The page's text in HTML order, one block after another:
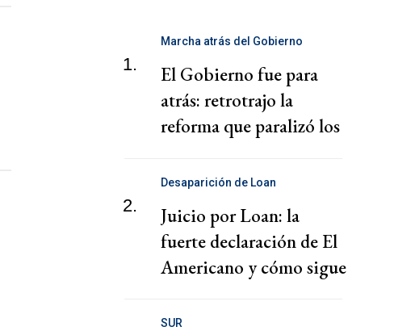
1.
Marcha atrás del Gobierno
El Gobierno fue para
atrás: retrotrajo la
reforma que paralizó los
2.
Desaparición de Loan
Juicio por Loan: la
fuerte declaración de El
Americano y cómo sigue
SUR